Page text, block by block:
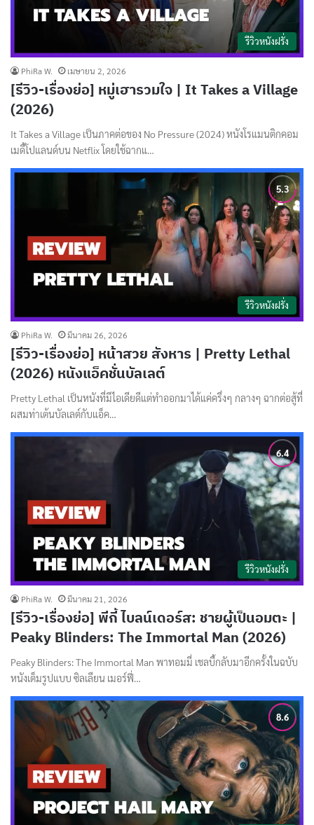
รีวิวหนังฝรั่ง
PhiRa W. เมษายน 2, 2026
[รีวิว-เรื่องย่อ] หมู่เฮารวมใจ | It Takes a Village
(2026)
It Takes a Village เป็นภาคต่อของ No Pressure (2024) หนังโรแมนติกคอม
เมดี้โปแลนด์บน Netflix โดยใช้ฉากแ…
รีวิวหนังฝรั่ง
PhiRa W. มีนาคม 26, 2026
[รีวิว-เรื่องย่อ] หน้าสวย สังหาร | Pretty Lethal
(2026) หนังแอ็คชั่นบัลเลต์
Pretty Lethal เป็นหนังที่มีไอเดียดีแต่ทำออกมาได้แค่ครึ่งๆ กลางๆ ฉากต่อสู้ที่
ผสมท่าเต้นบัลเลต์กับแอ็ค…
รีวิวหนังฝรั่ง
PhiRa W. มีนาคม 21, 2026
[รีวิว-เรื่องย่อ] พีกี้ ไบลน์เดอร์ส: ชายผู้เป็นอมตะ |
Peaky Blinders: The Immortal Man (2026)
Peaky Blinders: The Immortal Man พาทอมมี่ เชลบี้กลับมาอีกครั้งในฉบับ
หนังเต็มรูปแบบ ซิลเลียน เมอร์ฟี่…